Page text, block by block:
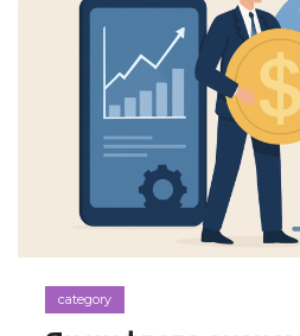
category